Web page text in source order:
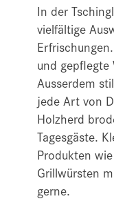
In der
vielfältige
und gepflegte
Ausserdem
jede Art von
Holzherd
Tagesgäste.
Produkten
Grillwürsten
gerne.